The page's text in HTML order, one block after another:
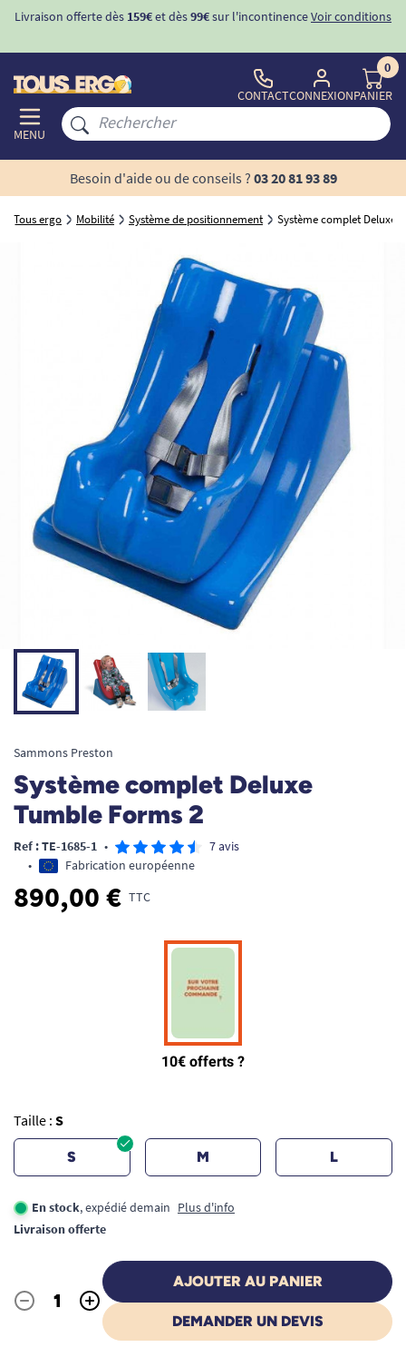
Livraison offerte dès 159€et dès99€sur l'incontinenceVoir conditions
MENU
CONTACTCONNEXION
0
PANIER
Besoin d'aide ou de conseils ? 03 20 81 93 89
Tous ergo Mobilité Système de positionnement Système complet Deluxe
Sammons Preston
Système complet Deluxe
Tumble Forms 2
Ref : TE-1685-1 •
7 avis
•
Fabrication européenne
890,00 € TTC
Taille : S
S M L
En stock, expédié demain Plus d'info
Livraison offerte
Quantité
- +
AJOUTER AU PANIER
DEMANDER UN DEVIS